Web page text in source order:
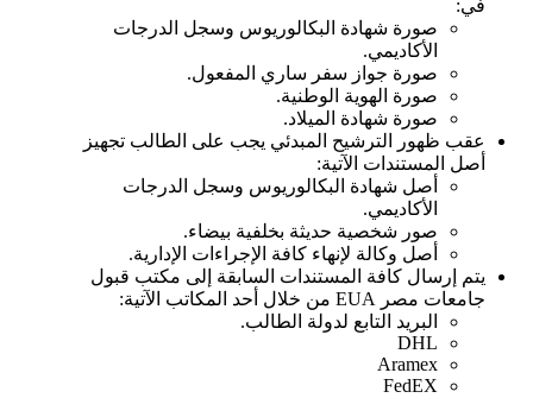
في:
صورة شهادة البكالوريوس وسجل الدرجات
الأكاديمي.
صورة جواز سفر ساري المفعول.
صورة الهوية الوطنية.
صورة شهادة الميلاد.
عقب ظهور الترشيح المبدئي يجب على الطالب تجهيز
أصل المستندات الآتية:
أصل شهادة البكالوريوس وسجل الدرجات
الأكاديمي.
صور شخصية حديثة بخلفية بيضاء.
أصل وكالة لإنهاء كافة الإجراءات الإدارية.
يتم إرسال كافة المستندات السابقة إلى مكتب قبول
جامعات مصر EUA من خلال أحد المكاتب الآتية:
البريد التابع لدولة الطالب.
DHL
Aramex
FedEX